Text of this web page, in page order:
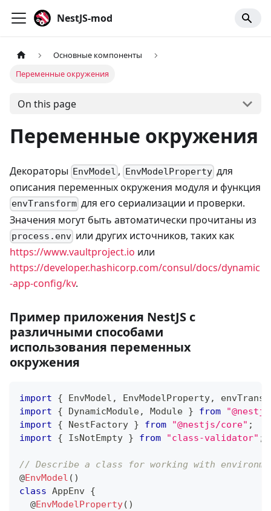
NestJS-mod
Основные компоненты
Переменные окружения
On this page
Переменные окружения
Декораторы EnvModel , EnvModelPropertyдля
описания переменных окружения модуля и функция
envTransform для его сериализации и проверки.
Значения могут быть автоматически прочитаны из
process.env или других источников, таких как
https://www.vaultproject.io или
https://developer.hashicorp.com/consul/docs/dynamic
-app-config/kv.
Пример приложения NestJS с
различными способами
использования переменных
окружения
import { EnvModel , EnvModelProperty,
import
{ DynamicModule, Module } from
import
{ NestFactory } from "@nestjs/core" ;
import
{ IsNotEmpty } from "class-validator" ;
// Describe a class for working with
@EnvModel ( )
class AppEnv {
@EnvModelProperty( )